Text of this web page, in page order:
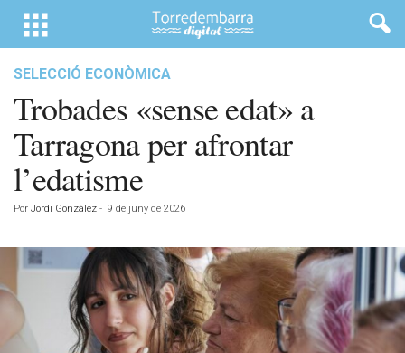
SELECCIÓ ECONÒMICA
Trobades «sense edat» a
Tarragona per afrontar
l’edatisme
Por Jordi González - 9 de juny de 2026